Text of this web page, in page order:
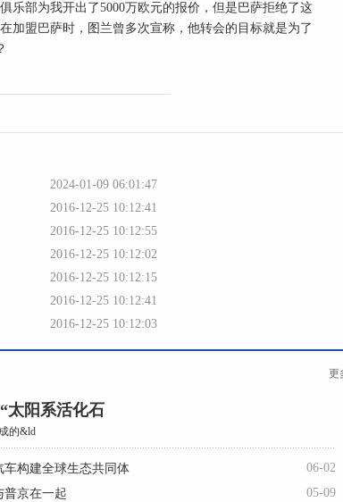
乐部为我开出了5000万欧元的报价，但是巴萨拒绝了这
加盟巴萨时，图兰曾多次宣称，他转会的目标就是为了
2024-01-09 06:01:47
2016-12-25 10:12:41
2016-12-25 10:12:55
2016-12-25 10:12:02
2016-12-25 10:12:15
2016-12-25 10:12:41
2016-12-25 10:12:03
更
太阳系活化石
的&ld
构建全球生态共同体
06-02
普京在一起
05-09